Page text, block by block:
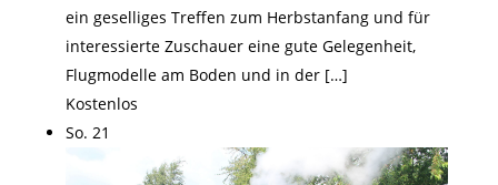
ein geselliges Treffen zum Herbstanfang und für
interessierte Zuschauer eine gute Gelegenheit,
Flugmodelle am Boden und in der […]
Kostenlos
So. 21